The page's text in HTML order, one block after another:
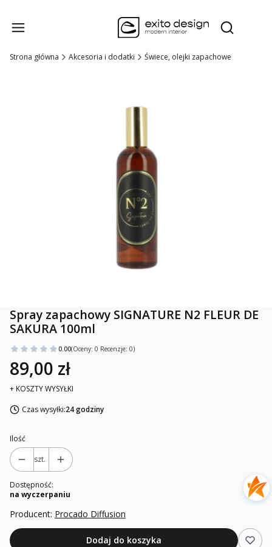
Otwórz
Strona główna Akcesoria i dodatki Świece, olejki zapachowe
Spray zapachowy SIGNATURE N2 FLEUR DE
SAKURA 100ml
0.00(Oceny: 0 Recenzje: 0)
89,00 zł
+ KOSZTY WYSYŁKI
Czas wysyłki:24 godziny
Ilość
szt.
Dostępność:
na wyczerpaniu
Producent: Procado Diffusion
Dodaj do koszyka